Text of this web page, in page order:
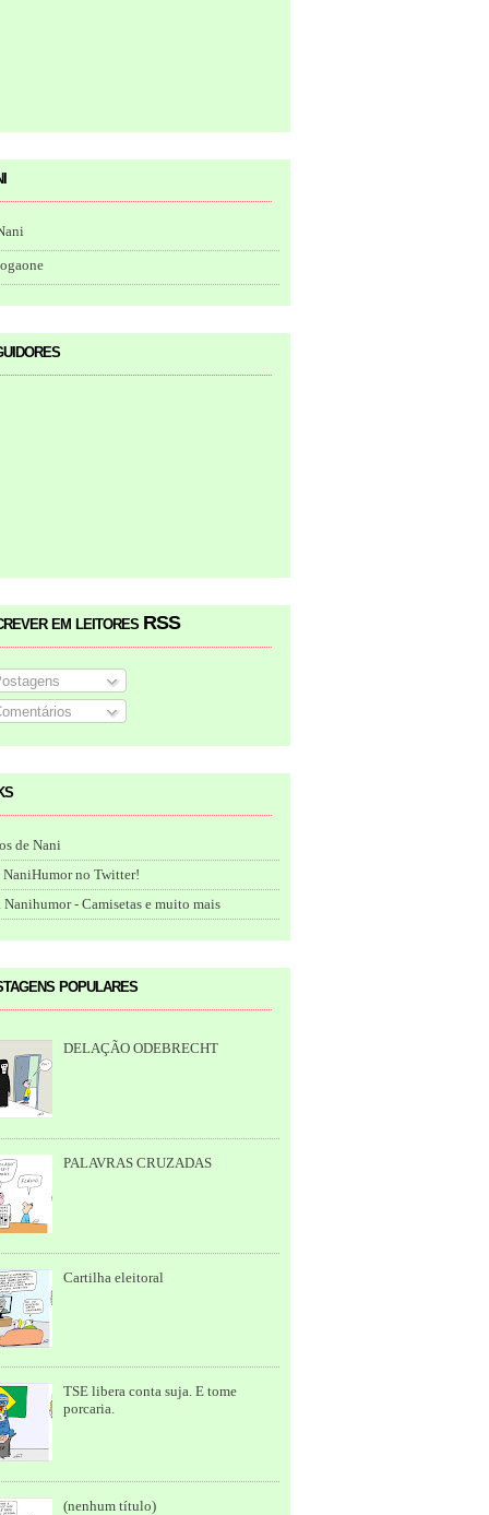
em leitores RSS
de Nani
NaniHumor no Twitter!
- Camisetas e muito mais
populares
DELAÇÃO ODEBRECHT
PALAVRAS CRUZADAS
Cartilha eleitoral
TSE libera conta suja. E tome
porcaria.
(nenhum título)